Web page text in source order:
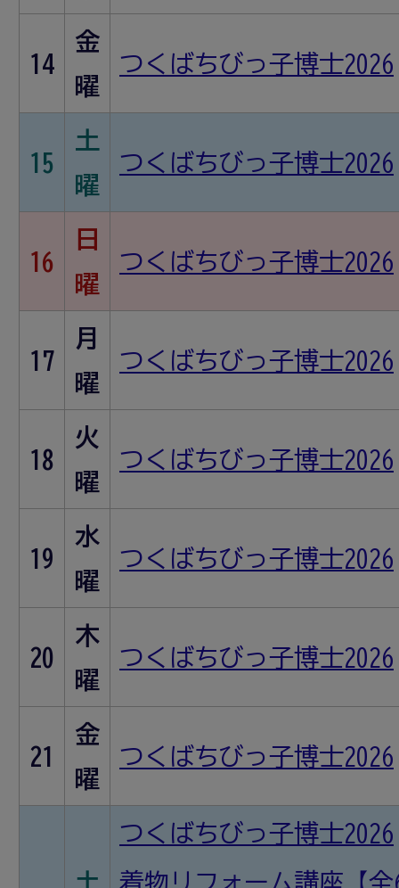
14
金
曜
つくばちびっ子博士2026
15
土
曜
つくばちびっ子博士2026
16
日
曜
つくばちびっ子博士2026
17
月
曜
つくばちびっ子博士2026
18
火
曜
つくばちびっ子博士2026
19
水
曜
つくばちびっ子博士2026
20
木
曜
つくばちびっ子博士2026
21
金
曜
つくばちびっ子博士2026
土
つくばちびっ子博士2026
着物リフォーム講座【